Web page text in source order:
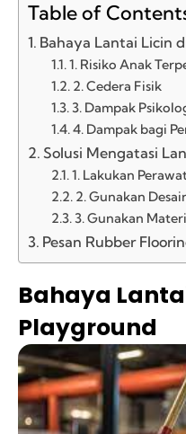
Table of
Bahaya Lantai Licin
1. Risiko Anak
2. Cedera Fisik
3. Dampak
4. Dampak bagi
Solusi Mengatasi
1. Lakukan
2. Gunakan
3. Gunakan
Pesan Rubber
Bahaya
Playground